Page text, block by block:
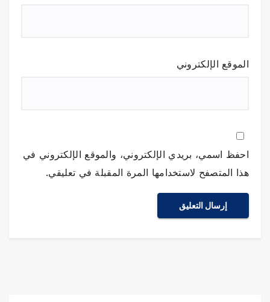
الموقع الإلكتروني
احفظ اسمي، بريدي الإلكتروني، والموقع الإلكتروني في
هذا المتصفح لاستخدامها المرة المقبلة في تعليقي.